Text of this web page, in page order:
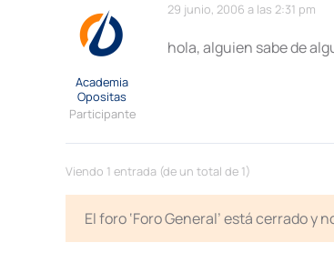
29 junio, 2006 a las 2:31 pm
Academia
Opositas
Participante
hola, alguien sabe de
Viendo 1 entrada (de un total de 1)
El foro ‘Foro General’ está cerrado